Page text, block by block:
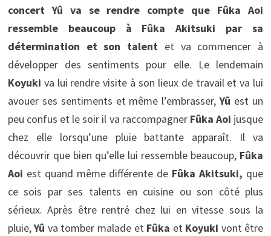
concert Yû va se rendre compte que Fûka Aoi
ressemble beaucoup à Fûka Akitsuki par sa
détermination et son talent et va commencer à
développer des sentiments pour elle. Le lendemain
Koyuki va lui rendre visite à son lieux de travail et va lui
avouer ses sentiments et même l’embrasser,Yû est un
peu confus et le soir il va raccompagner Fûka Aoi jusque
chez elle lorsqu’une pluie battante apparaît. Il va
découvrir que bien qu’elle lui ressemble beaucoup, Fûka
Aoi est quand même différente de Fûka Akitsuki, que
ce sois par ses talents en cuisine ou son côté plus
sérieux. Après être rentré chez lui en vitesse sous la
pluie,Yû va tomber malade et Fûka et Koyuki vont être